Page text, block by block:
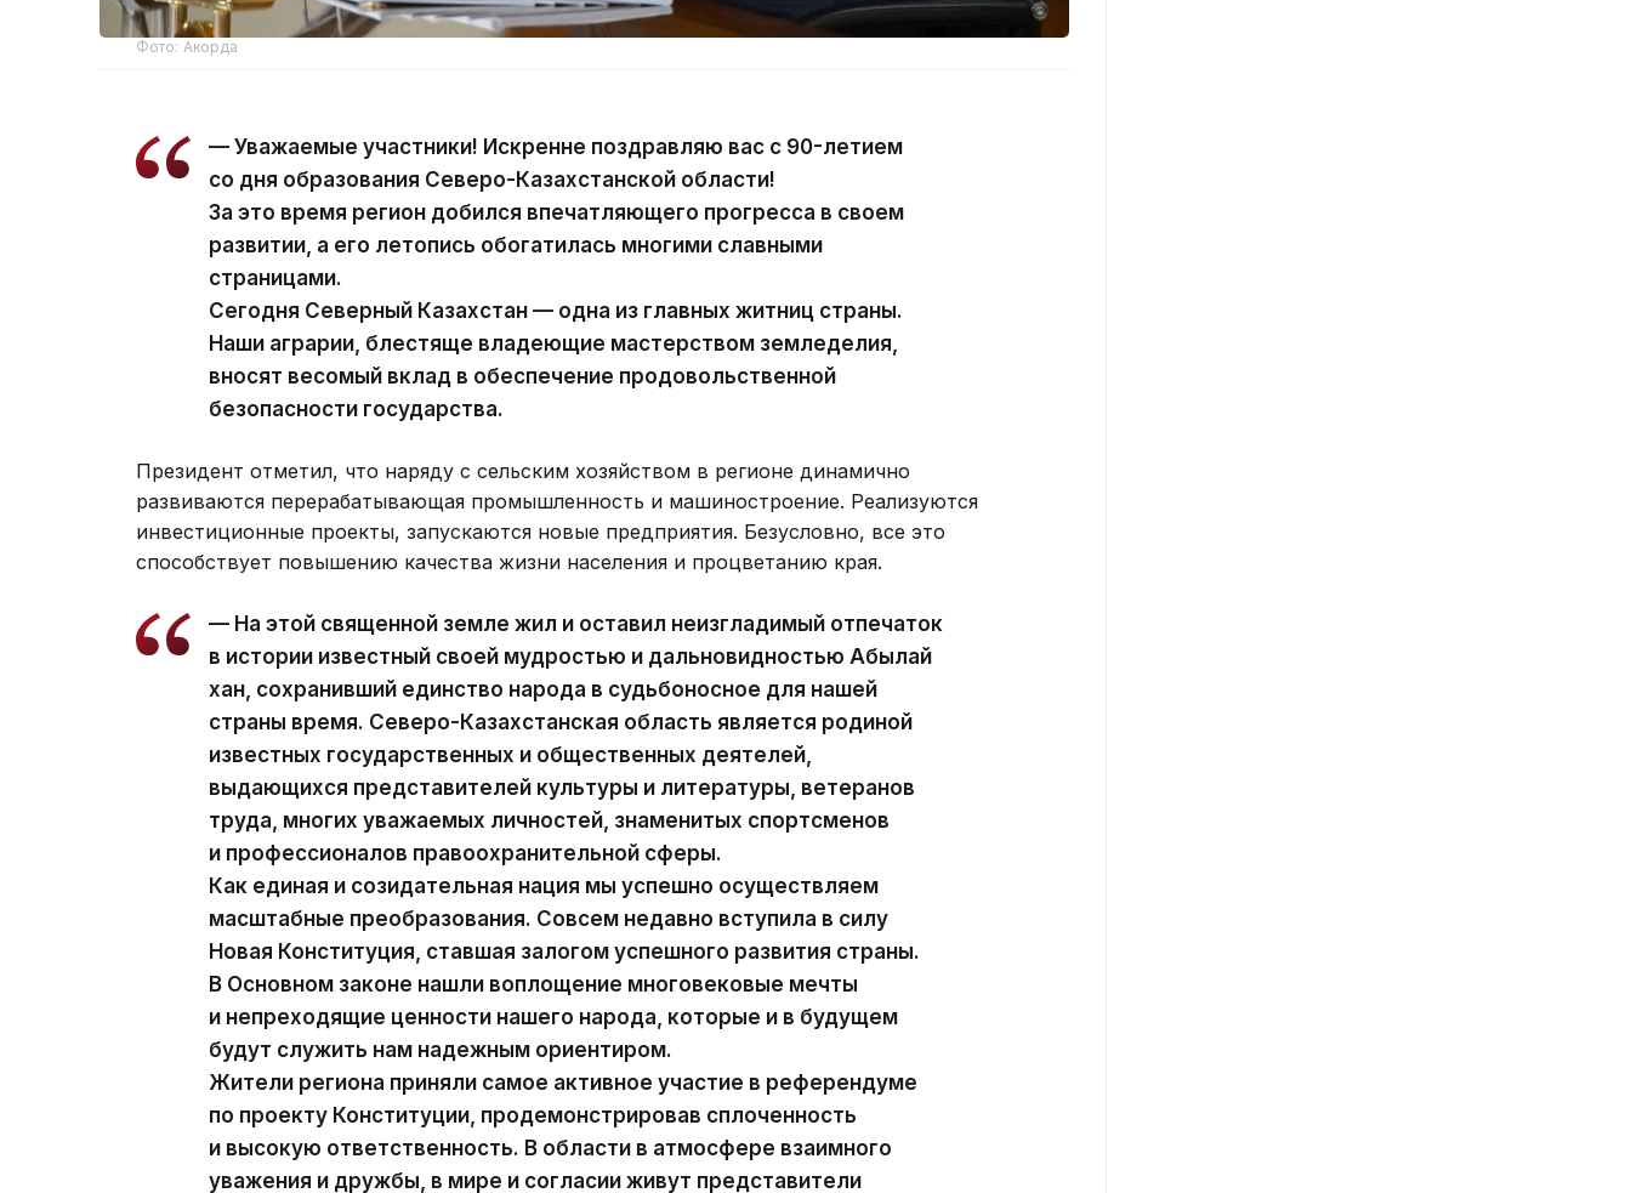
Фото: Акорда
— Уважаемые участники! Искренне поздравляю вас с 90-летием
со дня образования Северо-Казахстанской области!
За это время регион добился впечатляющего прогресса в своем
развитии, а его летопись обогатилась многими славными
страницами.
Сегодня Северный Казахстан — одна из главных житниц страны.
Наши аграрии, блестяще владеющие мастерством земледелия,
вносят весомый вклад в обеспечение продовольственной
безопасности государства.
Президент отметил, что наряду с сельским хозяйством в регионе динамично
развиваются перерабатывающая промышленность и машиностроение. Реализуются
инвестиционные проекты, запускаются новые предприятия. Безусловно, все это
способствует повышению качества жизни населения и процветанию края.
— На этой священной земле жил и оставил неизгладимый отпечаток
в истории известный своей мудростью и дальновидностью Абылай
хан, сохранивший единство народа в судьбоносное для нашей
страны время. Северо-Казахстанская область является родиной
известных государственных и общественных деятелей,
выдающихся представителей культуры и литературы, ветеранов
труда, многих уважаемых личностей, знаменитых спортсменов
и профессионалов правоохранительной сферы.
Как единая и созидательная нация мы успешно осуществляем
масштабные преобразования. Совсем недавно вступила в силу
Новая Конституция, ставшая залогом успешного развития страны.
В Основном законе нашли воплощение многовековые мечты
и непреходящие ценности нашего народа, которые и в будущем
будут служить нам надежным ориентиром.
Жители региона приняли самое активное участие в референдуме
по проекту Конституции, продемонстрировав сплоченность
и высокую ответственность. В области в атмосфере взаимного
уважения и дружбы, в мире и согласии живут представители